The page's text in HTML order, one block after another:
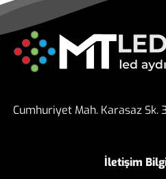
Cumhuriyet Mah. Karasaz
İletişim